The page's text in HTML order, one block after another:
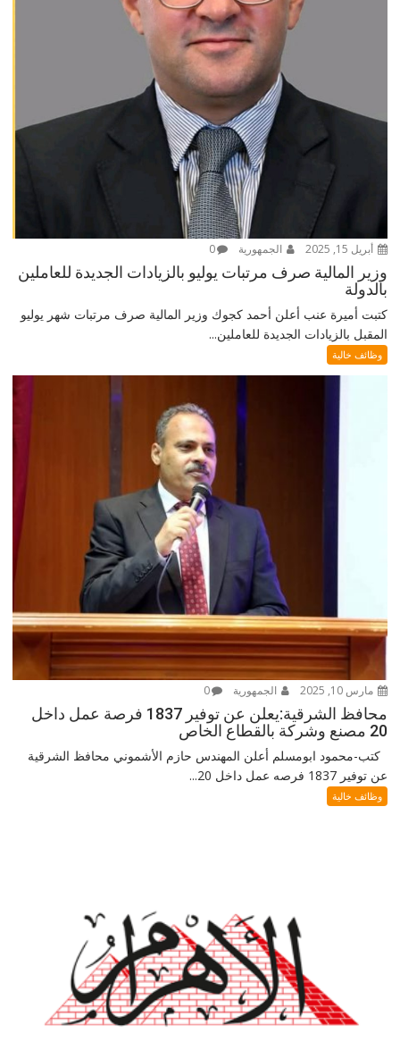
أبريل 15, 2025 الجمهورية 0
وزير المالية صرف مرتبات يوليو بالزيادات الجديدة للعاملين
بالدولة
كتبت أميرة عنب أعلن أحمد كجوك وزير المالية صرف مرتبات شهر يوليو
المقبل بالزيادات الجديدة للعاملين...
وظائف خالية
مارس 10, 2025 الجمهورية 0
محافظ الشرقية:يعلن عن توفير 1837 فرصة عمل داخل
20 مصنع وشركة بالقطاع الخاص
كتب-محمود ابومسلم أعلن المهندس حازم الأشموني محافظ الشرقية
عن توفير 1837 فرصه عمل داخل 20...
وظائف خالية